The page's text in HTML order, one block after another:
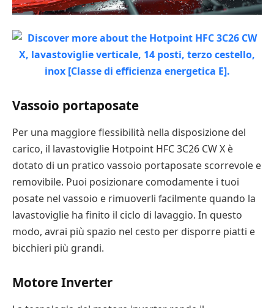
Vassoio portaposate
Per una maggiore flessibilità nella disposizione del
carico, il lavastoviglie Hotpoint HFC 3C26 CW X è
dotato di un pratico vassoio portaposate scorrevole e
removibile. Puoi posizionare comodamente i tuoi
posate nel vassoio e rimuoverli facilmente quando la
lavastoviglie ha finito il ciclo di lavaggio. In questo
modo, avrai più spazio nel cesto per disporre piatti e
bicchieri più grandi.
Motore Inverter